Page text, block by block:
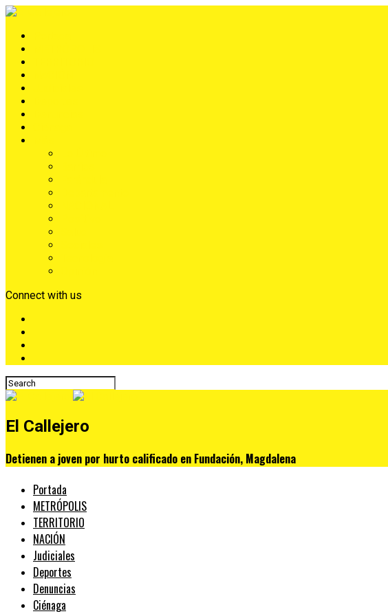
Connect with us
El Callejero
Detienen a joven por hurto calificado en Fundación, Magdalena
Portada
METRÓPOLIS
TERRITORIO
NACIÓN
Judiciales
Deportes
Denuncias
Ciénaga